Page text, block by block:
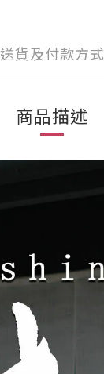
送貨及付款方式
商品描述